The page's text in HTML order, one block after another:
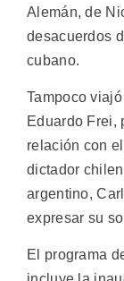
Alemán, de
desacuerdos
cubano.
Tampoco
Eduardo Frei,
relación con
dictador
argentino,
expresar su
El programa